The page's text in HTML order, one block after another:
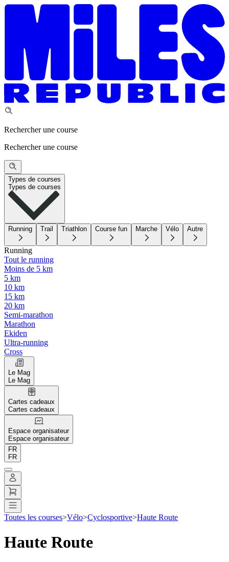
Rechercher une course
Rechercher une course
Types de courses
Types de courses
Running Trail Triathlon Course fun Marche Vélo Autre
Running
Tout le running
Moins de 5 km
5 km
10 km
15 km
20 km
Semi-marathon
Marathon
Ekiden
Ultra-running
Cross
Le Mag
Le Mag
Cartes cadeaux
Cartes cadeaux
Espace organisateur
Espace organisateur
FR
FR
Toutes les courses>Vélo>Cyclosportive>Haute Route
Haute Route